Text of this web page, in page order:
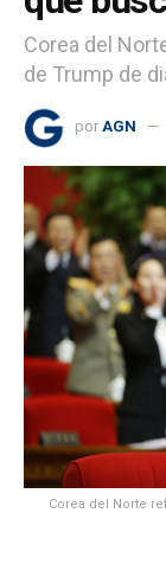
Corea del
de Trump de
por AGN
Corea del Norte